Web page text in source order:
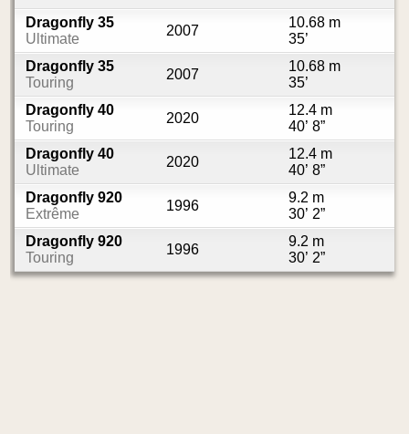
Dragonfly 35
Ultimate
2007
10.68 m
35’
Dragonfly 35
Touring
2007
10.68 m
35’
Dragonfly 40
Touring
2020
12.4 m
40’ 8”
Dragonfly 40
Ultimate
2020
12.4 m
40’ 8”
Dragonfly 920
Extrême
1996
9.2 m
30’ 2”
Dragonfly 920
Touring
1996
9.2 m
30’ 2”